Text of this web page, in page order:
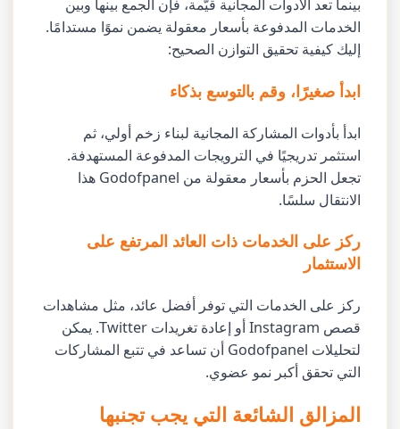
بينما تعد الأدوات المجانية قيّمة، فإن الجمع بينها وبين
الخدمات المدفوعة بأسعار معقولة يضمن نموًا مستدامًا.
إليك كيفية تحقيق التوازن الصحيح:
ابدأ صغيرًا، وقم بالتوسع بذكاء
ابدأ بأدوات المشاركة المجانية لبناء زخم أولي، ثم
استثمر تدريجيًا في الترويجات المدفوعة المستهدفة.
تجعل الحزم بأسعار معقولة من Godofpanel هذا
الانتقال سلسًا.
ركز على الخدمات ذات العائد المرتفع على
الاستثمار
ركز على الخدمات التي توفر أفضل عائد، مثل مشاهدات
قصص Instagram أو إعادة تغريدات Twitter. يمكن
لتحليلات Godofpanel أن تساعد في تتبع المشاركات
التي تحقق أكبر نمو عضوي.
المزالق الشائعة التي يجب تجنبها